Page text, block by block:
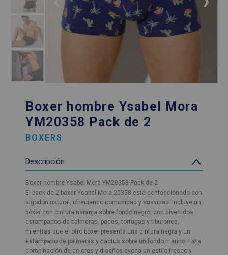
Boxer hombre Ysabel Mora
YM20358 Pack de 2
BOXERS
Descripción
Boxer hombre Ysabel Mora YM20358 Pack de 2
El pack de 2 bóxer Ysabel Mora 20358 está confeccionado con
algodón natural, ofreciendo comodidad y suavidad. Incluye un
bóxer con cintura naranja sobre fondo negro, con divertidos
estampados de palmeras, peces, tortugas y tiburones,
mientras que el otro bóxer presenta una cintura negra y un
estampado de palmeras y cactus sobre un fondo marino. Esta
combinación de colores y diseños evoca un estilo fresco y